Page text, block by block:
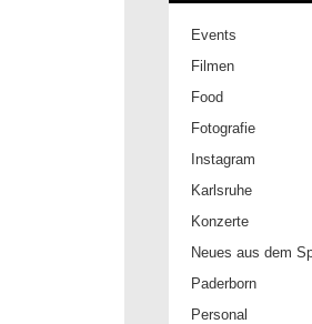
Events
Filmen
Food
Fotografie
Instagram
Karlsruhe
Konzerte
Neues aus dem
Paderborn
Personal